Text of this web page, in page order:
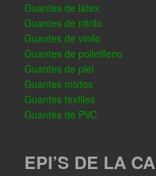
Guantes de látex
Guantes de nitrilo
Guantes de vinilo
Guantes de polietileno
Guantes de piel
Guantes mixtos
Guantes textiles
Guantes de PVC
EPI’S DE LA